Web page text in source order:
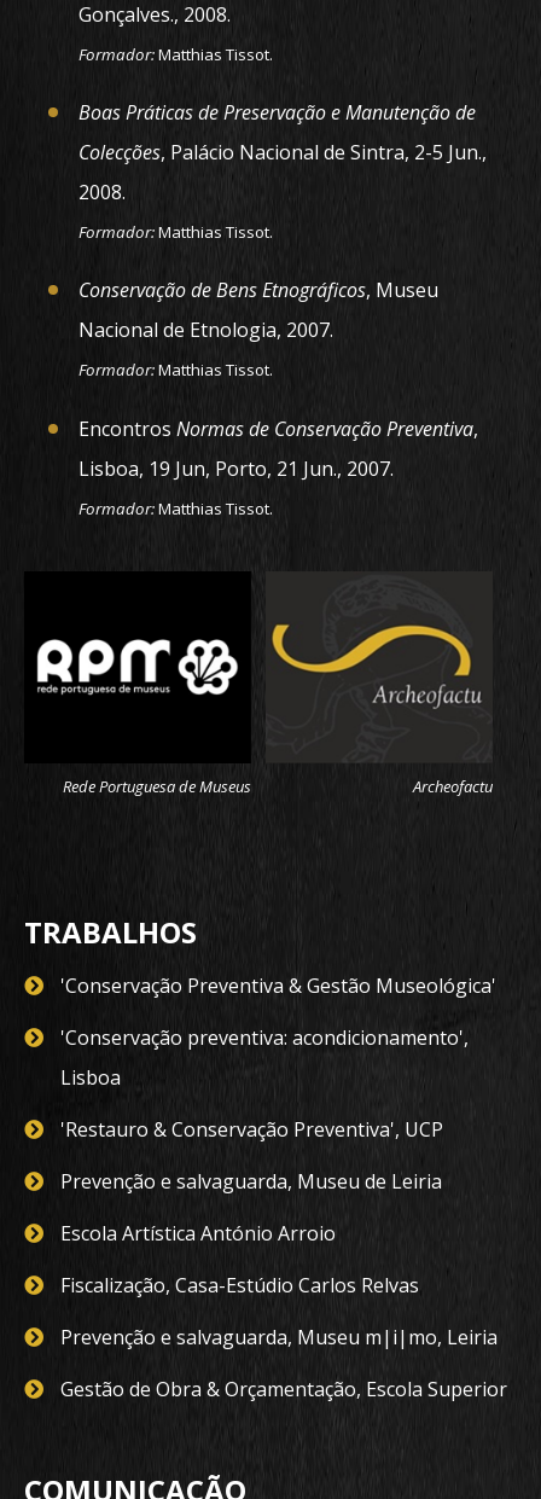
Gonçalves., 2008.
Formador:Matthias Tissot.
Boas Práticas de Preservação e Manutenção de
Colecções, Palácio Nacional de Sintra, 2-5 Jun.,
2008.
Formador:Matthias Tissot.
Conservação de Bens Etnográficos, Museu
Nacional de Etnologia, 2007.
Formador:Matthias Tissot.
Encontros Normas de Conservação Preventiva,
Lisboa, 19 Jun, Porto, 21 Jun., 2007.
Formador:Matthias Tissot.
Rede Portuguesa de Museus Archeofactu
TRABALHOS
'Conservação Preventiva & Gestão Museológica'
'Conservação preventiva: acondicionamento',
Lisboa
'Restauro & Conservação Preventiva', UCP
Prevenção e salvaguarda, Museu de Leiria
Escola Artística António Arroio
Fiscalização, Casa-Estúdio Carlos Relvas
Prevenção e salvaguarda, Museu m|i|mo, Leiria
Gestão de Obra & Orçamentação, Escola Superior
COMUNICAÇÃO